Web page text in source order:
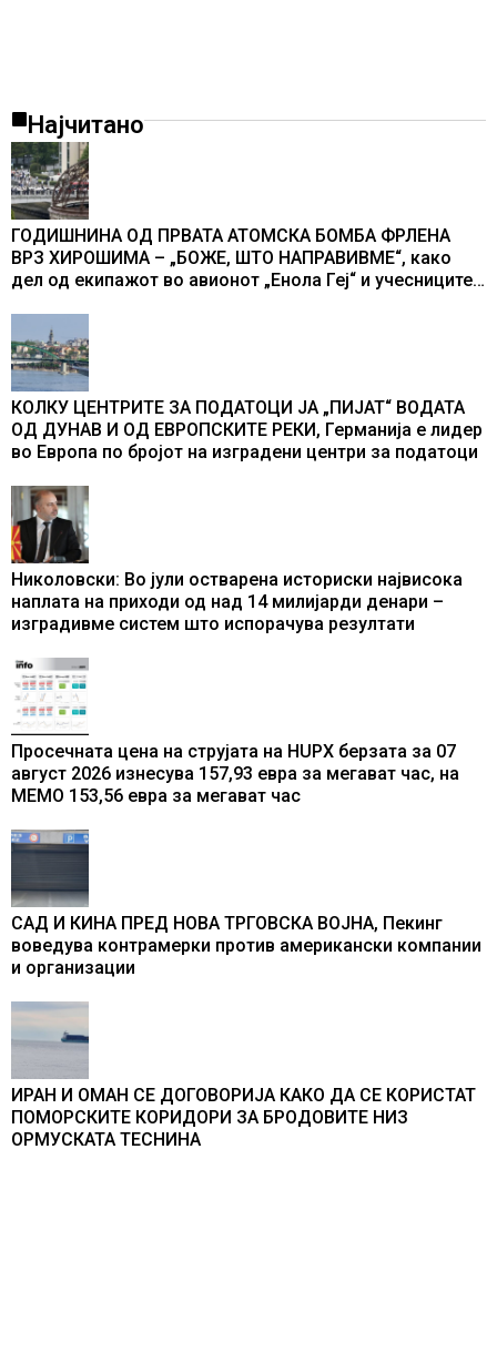
Најчитано
ГОДИШНИНА ОД ПРВАТА АТОМСКА БОМБА ФРЛЕНА
ВРЗ ХИРОШИМА – „БОЖЕ, ШТО НАПРАВИВМЕ“, како
дел од екипажот во авионот „Енола Геј“ и учесниците
промени текот на историјата
КОЛКУ ЦЕНТРИТЕ ЗА ПОДАТОЦИ ЈА „ПИЈАТ“ ВОДАТА
ОД ДУНАВ И ОД ЕВРОПСКИТЕ РЕКИ, Германија е лидер
во Европа по бројот на изградени центри за податоци
Николовски: Во јули остварена историски највисока
наплата на приходи од над 14 милијарди денари –
изградивме систем што испорачува резултати
Просечната цена на струјата на HUPX берзата за 07
август 2026 изнесува 157,93 евра за мегават час, на
МЕМО 153,56 евра за мегават час
САД И КИНА ПРЕД НОВА ТРГОВСКА ВОЈНА, Пекинг
воведува контрамерки против американски компании
и организации
ИРАН И ОМАН СЕ ДОГОВОРИЈА КАКО ДА СЕ КОРИСТАТ
ПОМОРСКИТЕ КОРИДОРИ ЗА БРОДОВИТЕ НИЗ
ОРМУСКАТА ТЕСНИНА